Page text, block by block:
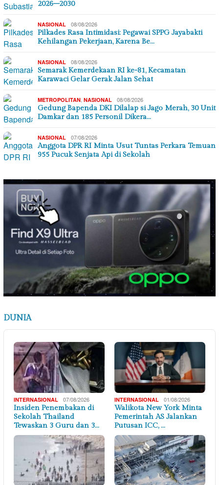
2026–2030
NASIONAL 08/08/2026
Pilkades Rasa Intimidasi: Pegawai SPPG Jayabakti
Kehilangan Pekerjaan, Karena Be…
NASIONAL 08/08/2026
Semarak Kemerdekaan RI ke-81, Kecamatan
Karawaci Gelar Gerak Jalan Sehat
METROPOLITAN NASIONAL 08/08/2026
Gedung Bapenda DKI Dilalap si Jago Merah, 30 Unit
Damkar dan 185 Personil Dikera…
NASIONAL 07/08/2026
Anggota DPR RI Minta Usut Tuntas Perkara Temuan
955 Pucuk Senjata Api di Sekolah
DUNIA
INTERNASIONAL 07/08/2026
Insiden Penembakan di
Sekolah Thailand
Tewaskan 3 Guru dan 3…
INTERNASIONAL 01/08/2026
Walikota New York Minta
Pemerintah AS Jalankan
Putusan ICC, …